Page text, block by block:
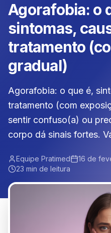
Agorafobia: o
sintomas,
tratamento
gradual)
Agorafobia: o que é,
tratamento (com
sentir confuso(a) ou
corpo dá sinais fortes.
Equipe Pratimed
16 de
23 min de leitura